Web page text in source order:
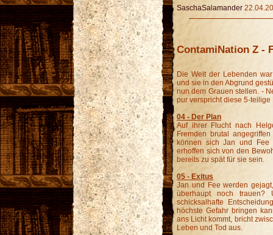
SaschaSalamander
ContamiNation Z -
Die Welt der Lebenden
und sie in den Abgrund
nun dem Grauen stellen. -
pur verspricht diese 5-teilige
04 - Der Plan
Auf ihrer Flucht nach
Fremden brutal
können sich Jan und
erhoffen sich von den
bereits zu spät für sie sein.
05 - Exitus
Jan und Fee werden
überhaupt noch trauen?
schicksalhafte
höchste Gefahr bringen
ans Licht kommt, bricht
Leben und Tod aus.